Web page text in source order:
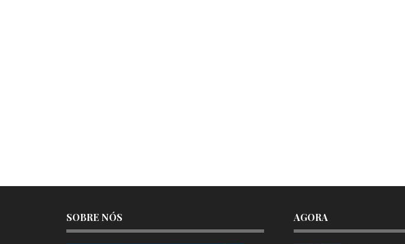
SOBRE NÓS AGORA